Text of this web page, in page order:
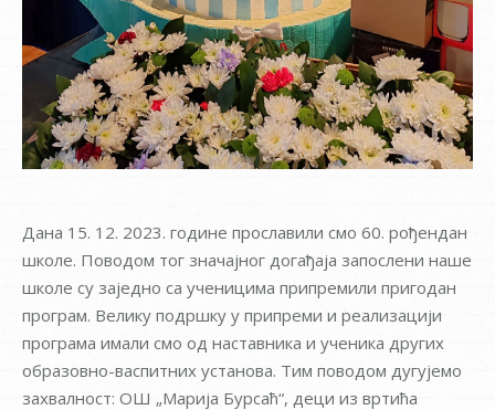
Дана 15. 12. 2023. године прославили смо 60. рођендан
школе. Поводом тог значајног догађаја запослени наше
школе су заједно са ученицима припремили пригодан
програм. Велику подршку у припреми и реализацији
програма имали смо од наставника и ученика других
образовно-васпитних установа. Тим поводом дугујемо
захвалност: ОШ „Марија Бурсаћ“, деци из вртића